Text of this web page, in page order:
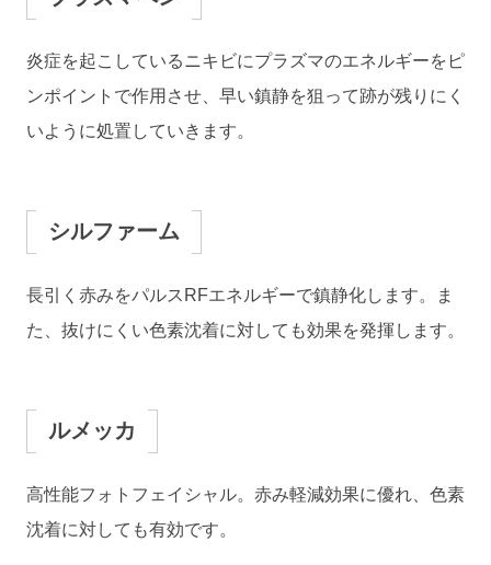
炎症を起こしているニキビにプラズマのエネルギーをピ
ンポイントで作用させ、早い鎮静を狙って跡が残りにく
いように処置していきます。
シルファーム
長引く赤みをパルスRFエネルギーで鎮静化します。ま
た、抜けにくい色素沈着に対しても効果を発揮します。
ルメッカ
高性能フォトフェイシャル。赤み軽減効果に優れ、色素
沈着に対しても有効です。